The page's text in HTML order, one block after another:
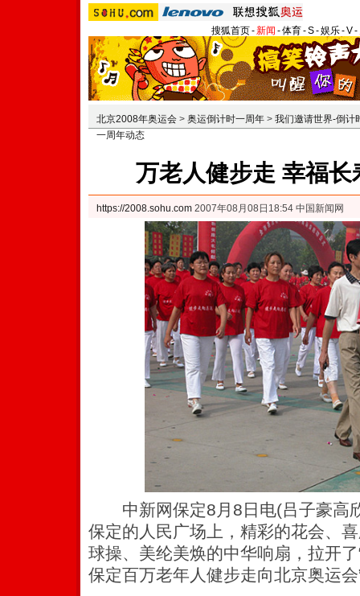
搜狐首页-新闻 -体育-S-娱乐-V-
北京2008年奥运会 > 奥运倒计时一周年 > 我们邀请世界-倒计
一周年动态
万老人健步走 幸福
https://2008.sohu.com 2007年08月08日18:54 中国新闻网
中新网保定8月8日电(吕子豪高
保定的人民广场上，精彩的花会、
球操、美纶美焕的中华响扇，拉开
保定百万老年人健步走向北京奥运